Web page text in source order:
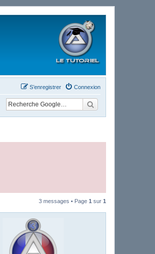
Connexion
S’enregistrer
avancée
3 messages • Page 1 sur 1